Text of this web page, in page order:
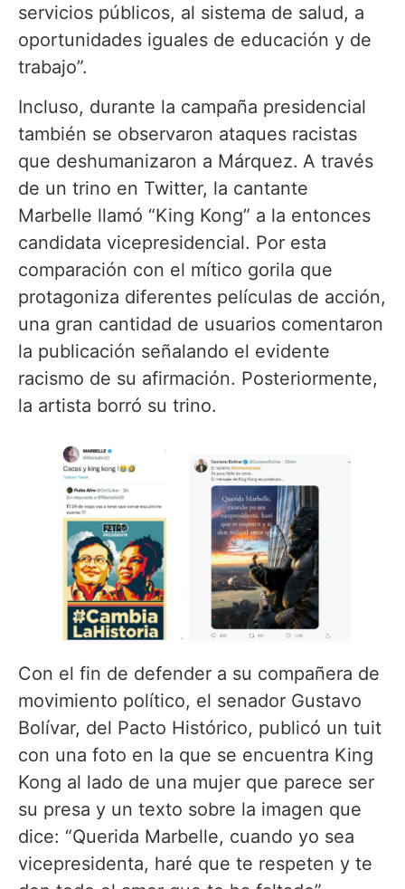
servicios públicos, al sistema de salud, a
oportunidades iguales de educación y de
trabajo”.
Incluso, durante la campaña presidencial
también se observaron ataques racistas
que deshumanizaron a Márquez. A través
de un trino en Twitter, la cantante
Marbelle llamó “King Kong” a la entonces
candidata vicepresidencial. Por esta
comparación con el mítico gorila que
protagoniza diferentes películas de acción,
una gran cantidad de usuarios comentaron
la publicación señalando el evidente
racismo de su afirmación. Posteriormente,
la artista borró su trino.
Con el fin de defender a su compañera de
movimiento político, el senador Gustavo
Bolívar, del Pacto Histórico, publicó un tuit
con una foto en la que se encuentra King
Kong al lado de una mujer que parece ser
su presa y un texto sobre la imagen que
dice: “Querida Marbelle, cuando yo sea
vicepresidenta, haré que te respeten y te